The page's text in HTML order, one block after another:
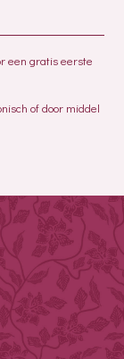
een gratis eerste
of door middel